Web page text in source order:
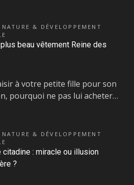
NATURE & DÉVELOPPEMENT
beau vêtement Reine des
à votre petite fille pour son
pourquoi ne pas lui acheter…
NATURE & DÉVELOPPEMENT
citadine : miracle ou illusion
?